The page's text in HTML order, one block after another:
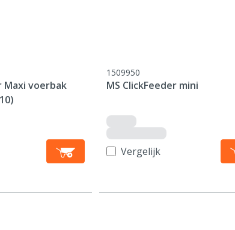
Maxi voerbak
1509950
MS ClickFeeder mini
Vergelijk